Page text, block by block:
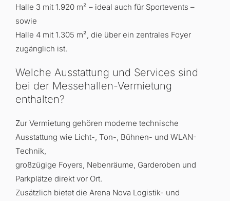
Halle 3 mit 1.920 m² – ideal auch für Sportevents –
sowie
Halle 4 mit 1.305 m², die über ein zentrales Foyer
zugänglich ist.
Welche Ausstattung und Services sind
bei der Messehallen-Vermietung
enthalten?
Zur Vermietung gehören moderne technische
Ausstattung wie Licht-, Ton-, Bühnen- und WLAN-
Technik,
großzügige Foyers, Nebenräume, Garderoben und
Parkplätze direkt vor Ort.
Zusätzlich bietet die Arena Nova Logistik- und